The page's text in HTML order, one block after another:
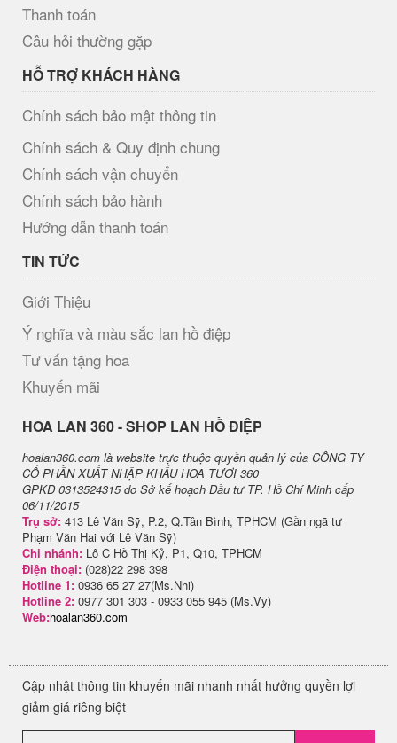
Thanh toán
Câu hỏi thường gặp
HỖ TRỢ KHÁCH HÀNG
Chính sách bảo mật thông tin
Chính sách & Quy định chung
Chính sách vận chuyển
Chính sách bảo hành
Hướng dẫn thanh toán
TIN TỨC
Giới Thiệu
Ý nghĩa và màu sắc lan hồ điệp
Tư vấn tặng hoa
Khuyến mãi
H​OA LAN 360 - SHOP LAN HỒ ĐIỆP
hoalan360.com là website trực thuộc quyền quản lý của CÔNG TY
CỔ PHẦN XUẤT NHẬP KHẨU HOA TƯƠI 360
GPKD 0313524315 do Sở kế hoạch Đầu tư TP. Hồ Chí Minh cấp
06/11/2015
Trụ sở: 413 Lê Văn Sỹ, P.2, Q.Tân Bình, TPHCM (Gần ngã tư
Phạm Văn Hai với Lê Văn Sỹ)
Chi nhánh: Lô C Hồ Thị Kỷ, P1, Q10, TPHCM
Điện thoại: (028)22 298 398
Hotline 1: 0936 65 27 27(Ms.Nhi)
Hotline 2: 0977 301 303 - 0933 055 945 (Ms.Vy)
Web:hoalan360.com
Cập nhật thông tin khuyến mãi nhanh nhất hưởng quyền lợi
giảm giá riêng biệt